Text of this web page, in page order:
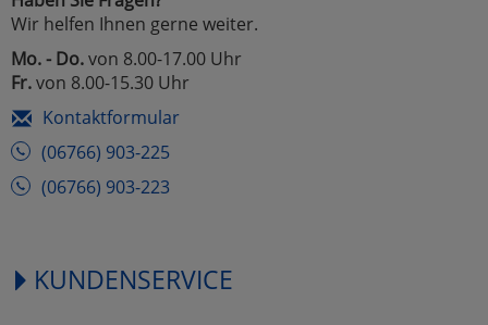
Wir helfen Ihnen gerne weiter.
Mo. - Do.von 8.00-17.00 Uhr
Fr.von 8.00-15.30 Uhr
Kontaktformular
(06766) 903-225
(06766) 903-223
KUNDENSERVICE